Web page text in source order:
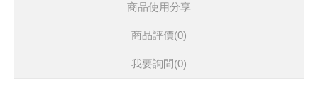
商品使用分享
商品評價(0)
我要詢問(0)